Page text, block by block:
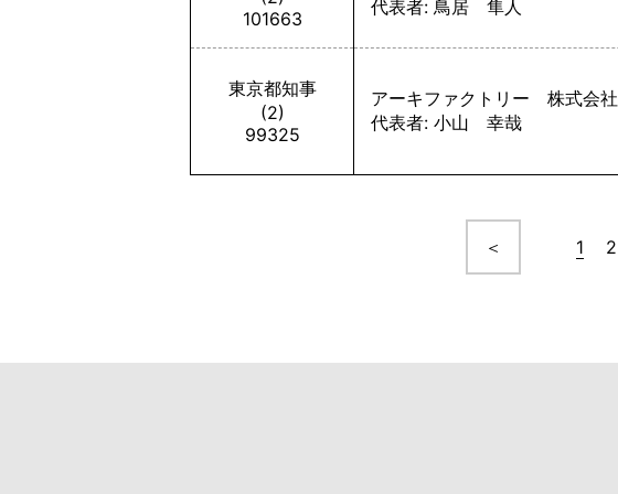
101663
代表者: 鳥居 隼人
東京都知事
(2)
99325
アーキファクトリー 株式会社
代表者: 小山 幸哉
＜ 1 2